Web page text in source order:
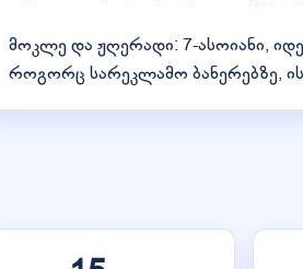
მოკლე და ჟღერადი: 7-ასოიანი,
როგორც სარეკლამო ბანერებზე,